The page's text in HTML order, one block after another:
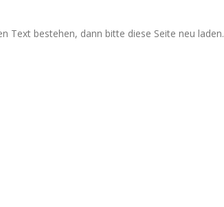
Text bestehen, dann bitte diese Seite neu laden.